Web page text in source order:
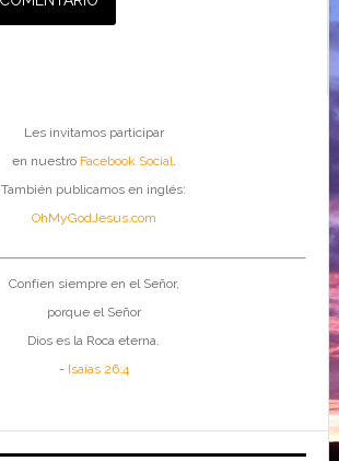
Les invitamos participar
en nuestro Facebook Social.
También publicamos en inglés:
OhMyGodJesus.com
Confíen siempre en el Señor,
porque el Señor
Dios es la Roca eterna.
- Isaías 26:4